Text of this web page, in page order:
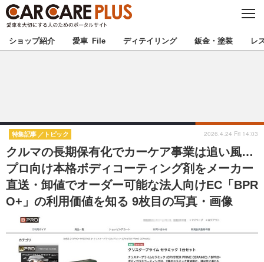
C
S
E
★カーケアプラス認定★ 厳選プロショップを地域から探す
甲信越 北陸
東海 関西
中国 四国
注目の記事
ショップ紹介 愛車 File ディテイリング 鈑金・塗装 レ
クルマの長期保有化でカーケア事業は追い風…
プロ向け本格ボディコーティング剤をメーカー
直送・卸値でオーダー可能な法人向けEC「BPR
O+」の利用価値を知る 9枚目の写真・画像
特集記事 トピック 2026.4.24 Fri 14:03